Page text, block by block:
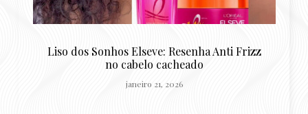
Liso dos Sonhos Elseve: Resenha Anti Frizz
no cabelo cacheado
janeiro 21, 2026